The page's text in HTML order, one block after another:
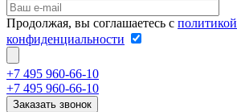
Продолжая, вы соглашаетесь с политикой
конфиденциальности
+7 495 960-66-10
+7 495 960-66-10
Заказать звонок